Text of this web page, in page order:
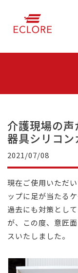
介護現場の
器具シリコン
2021/07/08
現在ご使用いただ
ップに足が当たる
過去にも対策とし
が、この度、意匠
スいたしました。